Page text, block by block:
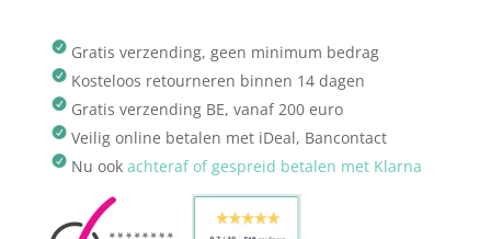
Gratis verzending, geen minimum bedrag
Kosteloos retourneren binnen 14 dagen
Gratis verzending BE, vanaf 200 euro
Veilig online betalen met iDeal, Bancontact
Nu ook achteraf of gespreid betalen met Klarna